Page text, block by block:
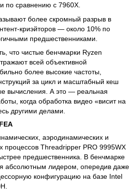
по сравнению с 7960X.
более скромный разрыв в
криэйторов — около 10% по
предшественниками.
что чистые бенчмарки Ryzen
всей объективной
более высокие частоты,
за цикл и масштабный кеш
вычисления. А это — реальная
когда обработка видео «висит на
другими делами.
аэродинамических и
процессов Threadripper PRO 9995WX
предшественника. В бенчмарке
абсолютным лидером, опередив даже
конфигурацию на базе Intel